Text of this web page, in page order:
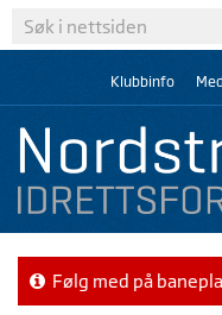
Klubbinfo
Følg med på